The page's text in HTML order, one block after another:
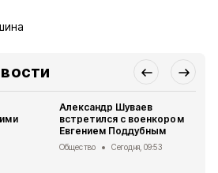
Александр Шуваев
встретился с военкором
Евгением Поддубным
Общество Сегодня, 09:53